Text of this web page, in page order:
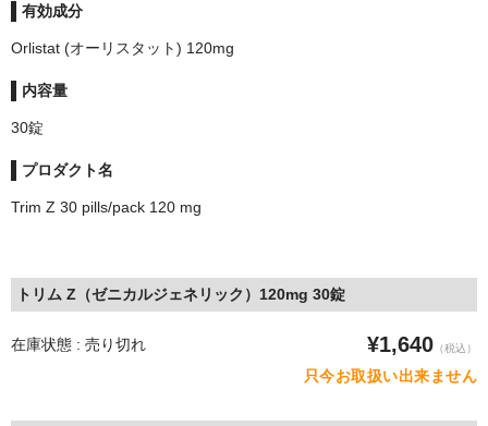
有効成分
Orlistat (オーリスタット) 120mg
内容量
30錠
プロダクト名
Trim Z 30 pills/pack 120 mg
トリム Z（ゼニカルジェネリック）120mg 30錠
在庫状態 : 売り切れ ¥1,640 （税込）
只今お取扱い出来ません